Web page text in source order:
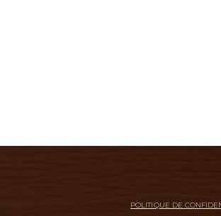
POLITIQUE DE